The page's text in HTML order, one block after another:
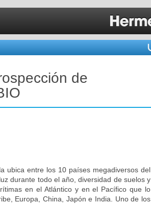
de
ubica entre los 10 países megadiversos del
durante todo el año, diversidad de suelos y
en el Atlántico y en el Pacífico que lo
Europa, China, Japón e India. Uno de los